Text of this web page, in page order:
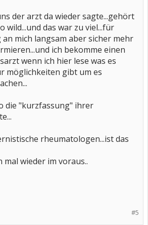
der arzt da wieder sagte...gehört
wild...und das war zu viel...für
an mich langsam aber sicher mehr
ich bekomme einen
wenn ich hier lese was es
möglichkeiten gibt um es
die "kurzfassung" ihrer
rheumatologen...ist das
mal wieder im voraus..
#5